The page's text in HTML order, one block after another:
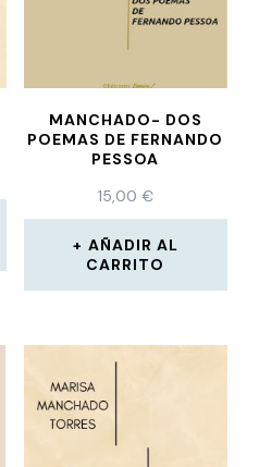
MANCHADO- DOS
POEMAS DE FERNANDO
PESSOA
15,00 €
AÑADIR AL
CARRITO